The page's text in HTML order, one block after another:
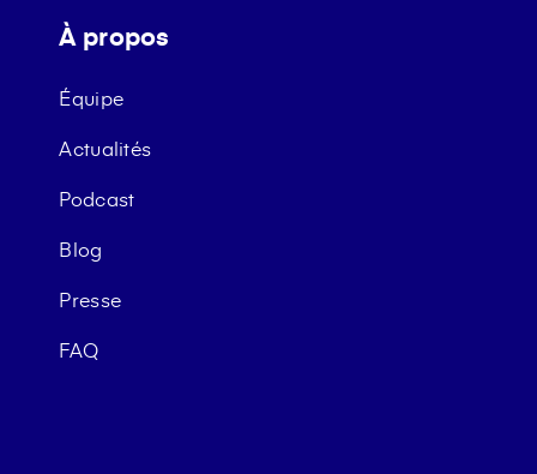
À propos
Équipe
Actualités
Podcast
Blog
Presse
FAQ